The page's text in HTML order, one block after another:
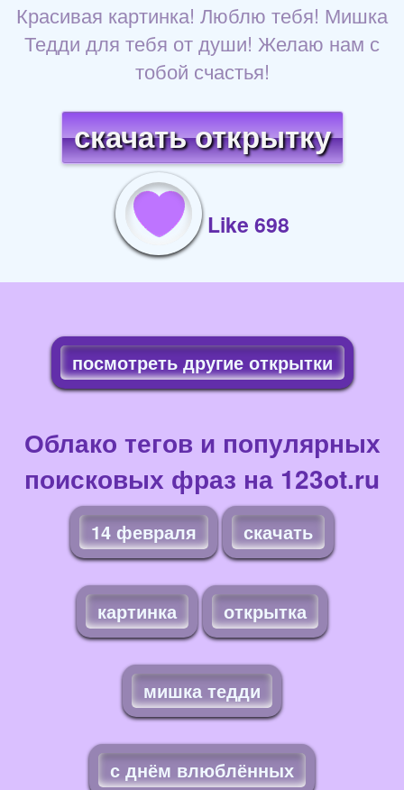
Красивая картинка! Люблю тебя! Мишка
Тедди для тебя от души! Желаю нам с
тобой счастья!
скачать открытку
Like 698
посмотреть другие открытки
Облако тегов и популярных
поисковых фраз на 123ot.ru
14 февраля скачать
картинка открытка
мишка тедди
с днём влюблённых